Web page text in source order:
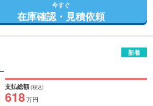
今すぐ
在庫確認・見積依頼
新着
支払総額(税込)
618万円